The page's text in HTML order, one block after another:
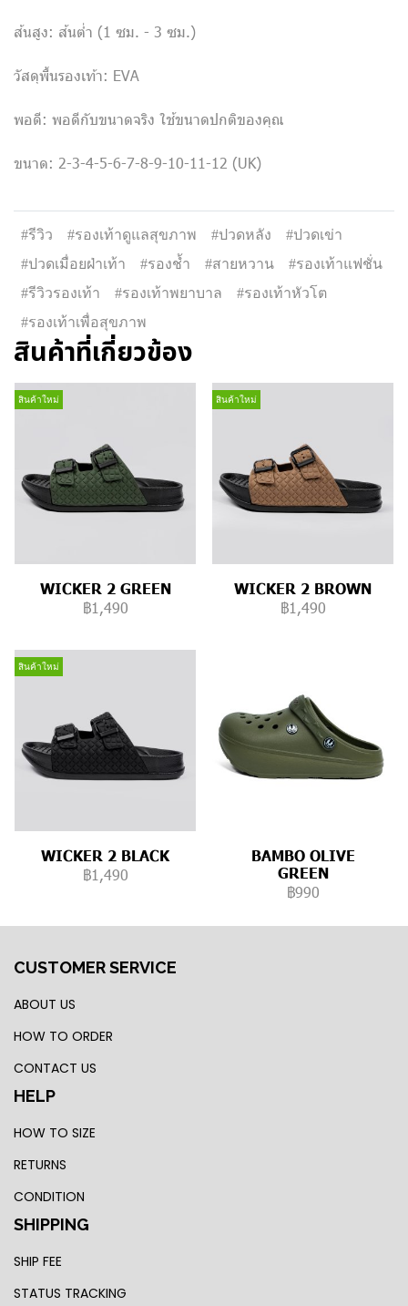
ส้นสูง: ส้นต่ำ (1 ซม. - 3 ซม.)
วัสดุพื้นรองเท้า: EVA
พอดี: พอดีกับขนาดจริง ใช้ขนาดปกติของคุณ
ขนาด: 2-3-4-5-6-7-8-9-10-11-12 (UK)
#รีวิว #รองเท้าดูแลสุขภาพ #ปวดหลัง
#ปวดเข่า
#ปวดเมื่อยฝ่าเท้า
#รองช้ำ #สายหวาน
#รองเท้าแฟชั่น
#รีวิวรองเท้า
#รองเท้าพยาบาล
#รองเท้าหัวโต
#รองเท้าเพื่อสุขภาพ
สินค้าที่เกี่ยวข้อง
สินค้าใหม่
WICKER 2 GREEN
฿1,490
สินค้าใหม่
WICKER 2 BROWN
฿1,490
สินค้าใหม่
WICKER 2 BLACK
฿1,490
BAMBO OLIVE
GREEN
฿990
CUSTOMER SERVICE
ABOUT US
HOW TO ORDER
CONTACT US
HELP
HOW TO SIZE
RETURNS
CONDITION
SHIPPING
SHIP FEE
STATUS TRACKING